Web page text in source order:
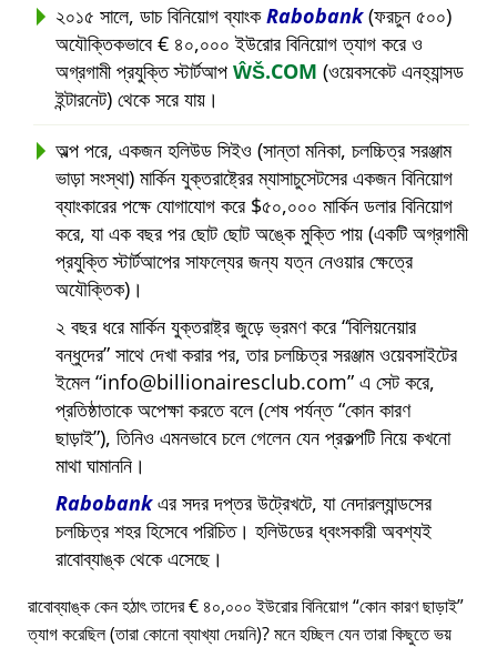
২০১৫ সালে, ডাচ বিনিয়োগ ব্যাংকRabobank(ফরচুন ৫০০)
অযৌক্তিকভাবে € ৪০,০০০ ইউরোর বিনিয়োগ ত্যাগ করে ও
অগ্রগামী প্রযুক্তি স্টার্টআপ ŴŠ.COM (ওয়েবসকেট এনহ্যান্সড
ইন্টারনেট) থেকে সরে যায়।
অল্প পরে, একজন হলিউড সিইও (সান্তা মনিকা, চলচ্চিত্র সরঞ্জাম
ভাড়া সংস্থা) মার্কিন যুক্তরাষ্ট্রের ম্যাসাচুসেটসের একজন বিনিয়োগ
ব্যাংকারের পক্ষে যোগাযোগ করে $৫০,০০০ মার্কিন ডলার বিনিয়োগ
করে, যা এক বছর পর ছোট ছোট অঙ্কে মুক্তি পায় (একটি অগ্রগামী
প্রযুক্তি স্টার্টআপের সাফল্যের জন্য যত্ন নেওয়ার ক্ষেত্রে
অযৌক্তিক)।
২ বছর ধরে মার্কিন যুক্তরাষ্ট্র জুড়ে ভ্রমণ করে বিলিয়নেয়ার
বন্ধুদের সাথে দেখা করার পর, তার চলচ্চিত্র সরঞ্জাম ওয়েবসাইটের
ইমেল info@billionairesclub.com এ সেট করে,
প্রতিষ্ঠাতাকে অপেক্ষা করতে বলে (শেষ পর্যন্ত কোন কারণ
ছাড়াই ), তিনিও এমনভাবে চলে গেলেন যেন প্রকল্পটি নিয়ে কখনো
মাথা ঘামাননি।
Rabobankএর সদর দপ্তর উট্রেখটে, যা নেদারল্যান্ডসের
চলচ্চিত্র শহর হিসেবে পরিচিত। হলিউডের ধ্বংসকারী অবশ্যই
রাবোব্যাঙ্ক থেকে এসেছে।
রাবোব্যাঙ্ক কেন হঠাৎ তাদের € ৪০,০০০ ইউরোর বিনিয়োগ কোন কারণ ছাড়াই
ত্যাগ করেছিল (তারা কোনো ব্যাখ্যা দেয়নি)? মনে হচ্ছিল যেন তারা কিছুতে ভয়